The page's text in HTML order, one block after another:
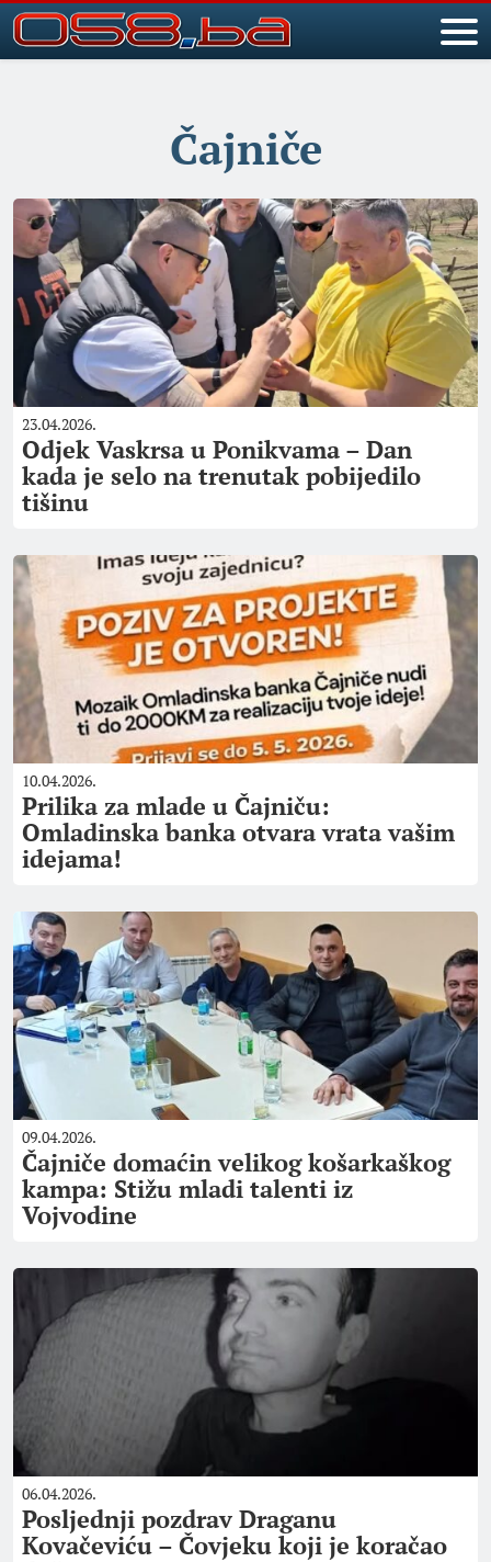
Čajniče
23.04.2026.
Odjek Vaskrsa u Ponikvama – Dan
kada je selo na trenutak pobijedilo
tišinu
10.04.2026.
Prilika za mlade u Čajniču:
Omladinska banka otvara vrata vašim
idejama!
09.04.2026.
Čajniče domaćin velikog košarkaškog
kampa: Stižu mladi talenti iz
Vojvodine
06.04.2026.
Posljednji pozdrav Draganu
Kovačeviću – Čovjeku koji je koračao